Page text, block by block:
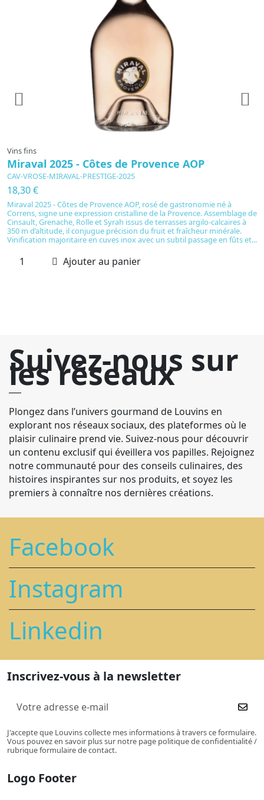
Vins fins
Miraval 2025 - Côtes de Provence AOP
CAV-VROSE-MIRAVAL-PRESTIGE-2025
18,30 €
Miraval 2025 - Côtes de Provence AOP, rosé de gastronomie né à
Correns, signe une expression cristalline de la Provence. Assemblage de
Cinsault, Grenache, Rolle et Syrah issus de terrasses argilo-calcaires à
350 m d’altitude, il conjugue précision du fruit et fraîcheur minérale.
Vinification majoritaire en cuves inox avec un subtil passage en fûts et...
Ajouter au panier
Suivez-nous sur
les réseaux
Plongez dans l’univers gourmand de Louvins en
explorant nos réseaux sociaux, des plateformes où le
plaisir culinaire prend vie. Suivez-nous pour découvrir
un contenu exclusif qui éveillera vos papilles. Rejoignez
notre communauté pour des conseils culinaires, des
histoires inspirantes sur nos produits, et soyez les
premiers à connaître nos dernières créations.
Facebook
Instagram
Linkedin
Inscrivez-vous à la newsletter
J'accepte que Louvins collecte mes informations à travers ce formulaire.
Vous pouvez en savoir plus sur notre page politique de confidentialité /
rubrique formulaire de contact.
Logo Footer